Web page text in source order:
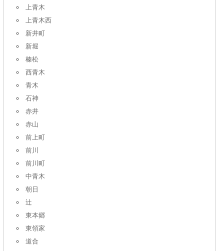
上青木
上青木西
新井町
新堀
榛松
西青木
青木
石神
赤井
赤山
前上町
前川
前川町
中青木
朝日
辻
東本郷
東領家
道合